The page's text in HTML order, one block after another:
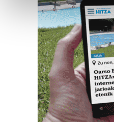
and set your preferences in
Guk eta gure bazkideek
prozesatzen ditugu, zure IP
teknologia erabiliz,
pertsonalizatuak
neurtzeko, jendeari buruzko
produktuak garatzeko. Zure
erabiltzen dituen hauta